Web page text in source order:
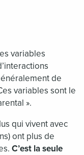
variables
de
variables sont le
».
qui vivent avec
ont plus de
C’est la seule